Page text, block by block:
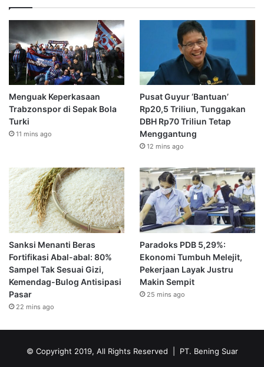
Menguak Keperkasaan
Trabzonspor di Sepak Bola
Turki
11 mins ago
Pusat Guyur ‘Bantuan’
Rp20,5 Triliun, Tunggakan
DBH Rp70 Triliun Tetap
Menggantung
12 mins ago
Sanksi Menanti Beras
Fortifikasi Abal-abal: 80%
Sampel Tak Sesuai Gizi,
Kemendag-Bulog Antisipasi
Pasar
22 mins ago
Paradoks PDB 5,29%:
Ekonomi Tumbuh Melejit,
Pekerjaan Layak Justru
Makin Sempit
25 mins ago
© Copyright 2019, All Rights Reserved | PT. Bening Suar